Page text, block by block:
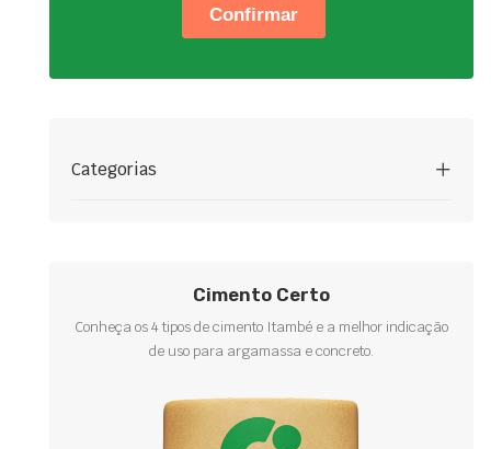
Categorias
Cimento Certo
Conheça os 4 tipos de cimento Itambé e a melhor indicação
de uso para argamassa e concreto.